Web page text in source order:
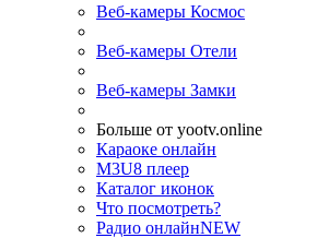
Веб-камеры Космос
Веб-камеры Отели
Веб-камеры Замки
Больше от yootv.online
Караоке онлайн
M3U8 плеер
Каталог иконок
Что посмотреть?
Радио онлайнNEW